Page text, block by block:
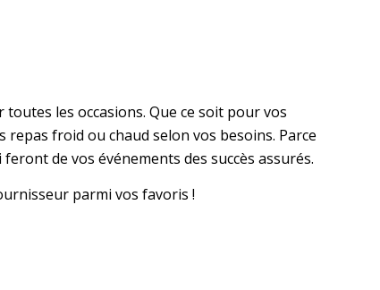
les occasions. Que ce soit pour vos
froid ou chaud selon vos besoins. Parce
de vos événements des succès assurés.
parmi vos favoris !